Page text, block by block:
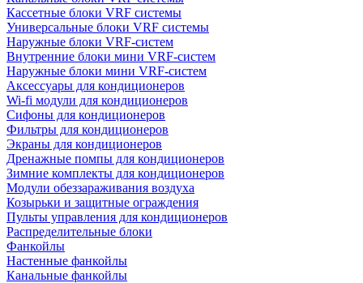
Кассетные блоки VRF системы
Универсальные блоки VRF системы
Наружные блоки VRF-систем
Внутренние блоки мини VRF-систем
Наружные блоки мини VRF-систем
Аксессуары для кондиционеров
Wi-fi модули для кондиционеров
Сифоны для кондиционеров
Фильтры для кондиционеров
Экраны для кондиционеров
Дренажные помпы для кондиционеров
Зимние комплекты для кондиционеров
Модули обеззараживания воздуха
Козырьки и защитные ограждения
Пульты управления для кондиционеров
Распределительные блоки
Фанкойлы
Настенные фанкойлы
Канальные фанкойлы